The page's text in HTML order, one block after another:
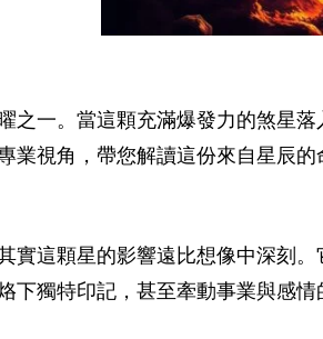
之一。當這顆充滿爆發力的煞星落
業視角，帶您解讀這份來自星辰的
實這顆星的影響遠比想像中深刻。
下獨特印記，甚至牽動事業與感情